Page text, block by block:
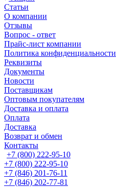
Статьи
О компании
Отзывы
Вопрос - ответ
Прайс-лист компании
Политика конфиденциальности
Реквизиты
Документы
Новости
Поставщикам
Оптовым покупателям
Доставка и оплата
Оплата
Доставка
Возврат и обмен
Контакты
+7 (800) 222-95-10
+7 (800) 222-95-10
+7 (846) 201-76-11
+7 (846) 202-77-81